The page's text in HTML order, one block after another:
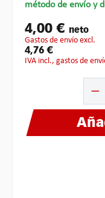
método de envío y
4,00 € neto
gastos de envío excl.
4,76 €
IVA incl., gastos de